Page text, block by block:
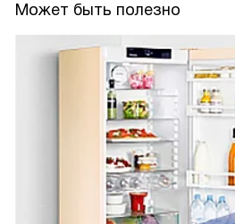
Может быть полезно